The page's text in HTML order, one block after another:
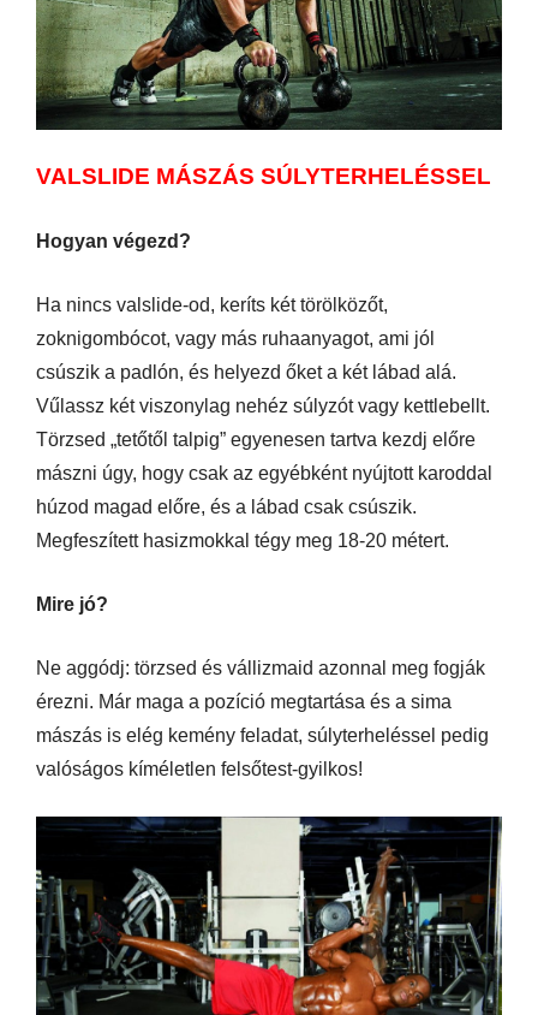
VALSLIDE MÁSZÁS SÚLYTERHELÉSSEL
Hogyan végezd?
Ha nincs valslide-od, keríts két törölközőt,
zoknigombócot, vagy más ruhaanyagot, ami jól
csúszik a padlón, és helyezd őket a két lábad alá.
Vűlassz két viszonylag nehéz súlyzót vagy kettlebellt.
Törzsed „tetőtől talpig” egyenesen tartva kezdj előre
mászni úgy, hogy csak az egyébként nyújtott karoddal
húzod magad előre, és a lábad csak csúszik.
Megfeszített hasizmokkal tégy meg 18-20 métert.
Mire jó?
Ne aggódj: törzsed és vállizmaid azonnal meg fogják
érezni. Már maga a pozíció megtartása és a sima
mászás is elég kemény feladat, súlyterheléssel pedig
valóságos kíméletlen felsőtest-gyilkos!